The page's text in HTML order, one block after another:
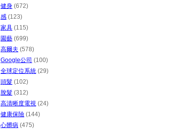
健身 (672)
感 (123)
家具 (115)
園藝 (699)
高爾夫 (578)
Google公司 (100)
全球定位系統 (29)
頭髮 (102)
脫髮 (312)
高清晰度電視 (24)
健康保險 (144)
心髒病 (475)